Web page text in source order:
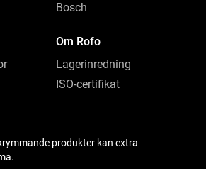
Bosch
Om Rofo
Lagerinredning
ISO-certifikat
produkter kan extra